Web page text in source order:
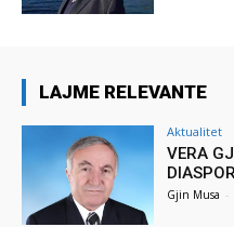
LAJME RELEVANTE
Aktualitet
VERA
Gjin Musa -